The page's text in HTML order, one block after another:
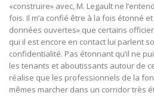
«construire» avec, M. Legault ne
fois. Il m’a confié être à la fois étonné
données ouvertes» que certains
qui il est encore en contact lui parlent
confidentialité. Pas étonnant qu’il ne
les tenants et aboutissants autour de
réalise que les professionnels de la
mêmes marcher dans un corridor très